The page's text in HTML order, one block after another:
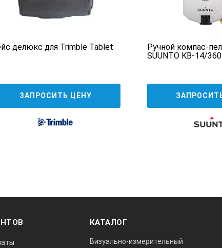
делюкс для Trimble Tablet
ЗАПРОСИТЬ ЦЕНУ
Ручной компас-
SUUNTO KB-14/
КАТАЛОГ
Визуально-измерительный